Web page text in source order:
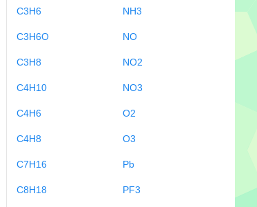
C3H6
C3H6O
C3H8
C4H10
C4H6
C4H8
C7H16
C8H18
NH3
NO
NO2
NO3
O2
O3
Pb
PF3